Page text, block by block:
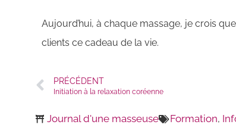
Aujourd’hui, à chaque massage, je crois
clients ce cadeau de la vie.
PRÉCÉDENT
Initiation à la relaxation coréenne
Journal d'une masseuse Formation,